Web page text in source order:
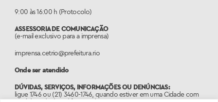
9:00 às 16:00 h (Protocolo)
ASSESSORIA DE COMUNICAÇÃO
(e-mail exclusivo para a imprensa)
imprensa.cetrio@prefeitura.rio
Onde ser atendido
DÚVIDAS, SERVIÇOS, INFORMAÇÕES OU DENÚNCIAS:
ligue 1746 ou (21) 3460-1746, quando estiver em uma Cidade com